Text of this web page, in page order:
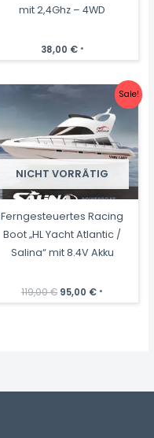
mit 2,4Ghz – 4WD
38,00 € *
Sale!
NICHT VORRÄTIG
Ferngesteuertes Racing
Boot „HL Yacht Atlantic /
Salina“ mit 8.4V Akku
119,00€ Ursprünglicher
95,00 €Aktueller
*